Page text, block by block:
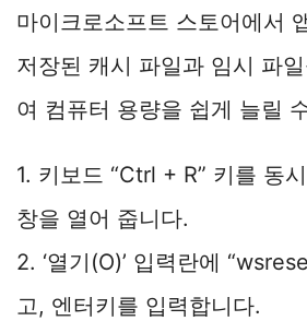
마이크로소프트 스토어에서
저장된 캐시 파일과 임시 파
여 컴퓨터 용량을 쉽게 늘릴
1. 키보드 “Ctrl + R” 키를 동시
창을 열어 줍니다.
2. ‘열기(O)’ 입력란에
고, 엔터키를 입력합니다.